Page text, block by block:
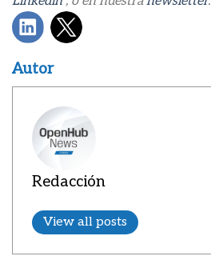
Autor
Redacción
View all posts